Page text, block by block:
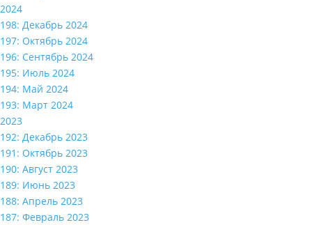
2024
198: Декабрь 2024
197: Октябрь 2024
196: Сентябрь 2024
195: Июль 2024
194: Май 2024
193: Март 2024
2023
192: Декабрь 2023
191: Октябрь 2023
190: Август 2023
189: Июнь 2023
188: Апрель 2023
187: Февраль 2023